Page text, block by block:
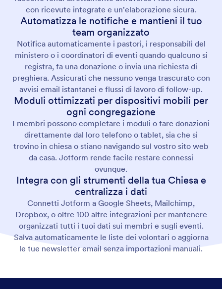
con ricevute integrate e un'elaborazione sicura.
Automatizza le notifiche e mantieni il tuo
team organizzato
Notifica automaticamente i pastori, i responsabili del
ministero o i coordinatori di eventi quando qualcuno si
registra, fa una donazione o invia una richiesta di
preghiera. Assicurati che nessuno venga trascurato con
avvisi email istantanei e flussi di lavoro di follow-up.
Moduli ottimizzati per dispositivi mobili per
ogni congregazione
I membri possono completare i moduli o fare donazioni
direttamente dal loro telefono o tablet, sia che si
trovino in chiesa o stiano navigando sul vostro sito web
da casa. Jotform rende facile restare connessi
ovunque.
Integra con gli strumenti della tua Chiesa e
centralizza i dati
Connetti Jotform a Google Sheets, Mailchimp,
Dropbox, o oltre 100 altre integrazioni per mantenere
organizzati tutti i tuoi dati sui membri e sugli eventi.
Salva automaticamente le liste dei volontari o aggiorna
le tue newsletter email senza importazioni manuali.